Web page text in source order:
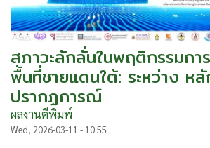
สภาวะลักลั่นในพฤติกรรมกา
พื้นที่ชายแดนใต้: ระหว่าง หลั
ปรากฏการณ์
ผลงานตีพิมพ์
Wed, 2026-03-11 - 10:55